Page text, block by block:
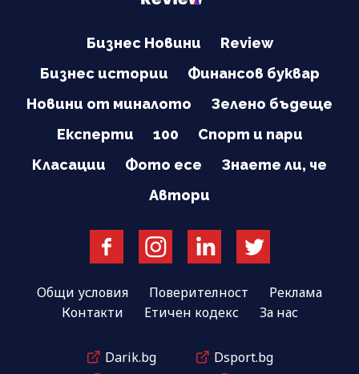
Бизнес Новини
Review
Бизнес истории
Финансов буквар
Новини от миналото
Зелено бъдеще
Експерти
100
Спорт и пари
Класации
Фото есе
Знаете ли, че
Автори
Общи условия Поверителност
Реклама
Контакти
Етичен кодекс За нас
Darik.bg
Dsport.bg